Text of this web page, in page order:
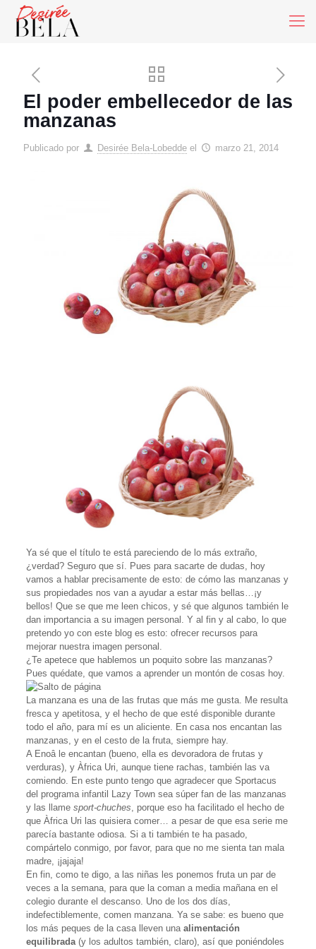
El poder embellecedor de las
manzanas
Publicado por Desirée Bela-Lobedde el marzo 21, 2014
Ya sé que el título te está pareciendo de lo más extraño,
¿verdad? Seguro que sí. Pues para sacarte de dudas, hoy
vamos a hablar precisamente de esto: de cómo las manzanas y
sus propiedades nos van a ayudar a estar más bellas…¡y
bellos! Que se que me leen chicos, y sé que algunos también le
dan importancia a su imagen personal. Y al fin y al cabo, lo que
pretendo yo con este blog es esto: ofrecer recursos para
mejorar nuestra imagen personal.
¿Te apetece que hablemos un poquito sobre las manzanas?
Pues quédate, que vamos a aprender un montón de cosas hoy.
La manzana es una de las frutas que más me gusta. Me resulta
fresca y apetitosa, y el hecho de que esté disponible durante
todo el año, para mí es un aliciente. En casa nos encantan las
manzanas, y en el cesto de la fruta, siempre hay.
A Enoâ le encantan (bueno, ella es devoradora de frutas y
verduras), y Àfrica Uri, aunque tiene rachas, también las va
comiendo. En este punto tengo que agradecer que Sportacus
del programa infantil Lazy Town sea súper fan de las manzanas
y las llame sport-chuches, porque eso ha facilitado el hecho de
que Àfrica Uri las quisiera comer… a pesar de que esa serie me
parecía bastante odiosa. Si a ti también te ha pasado,
compártelo conmigo, por favor, para que no me sienta tan mala
madre, ¡jajaja!
En fin, como te digo, a las niñas les ponemos fruta un par de
veces a la semana, para que la coman a media mañana en el
colegio durante el descanso. Uno de los dos días,
indefectiblemente, comen manzana. Ya se sabe: es bueno que
los más peques de la casa lleven una alimentación
equilibrada(y los adultos también, claro), así que poniéndoles